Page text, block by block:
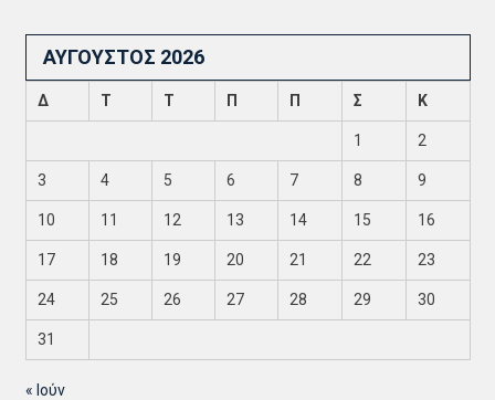
ΑΎΓΟΥΣΤΟΣ 2026
Δ Τ Τ Π Π Σ Κ
1 2
3 4 5 6 7 8 9
10 11 12 13 14 15 16
17 18 19 20 21 22 23
24 25 26 27 28 29 30
31
« Ιούν